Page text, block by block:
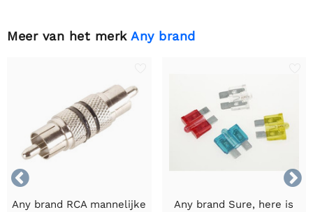
Meer van het merk Any brand


Any brand RCA mannelijke
Any brand Sure, here is